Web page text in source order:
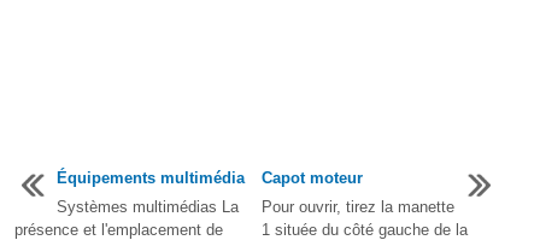
Équipements multimédia
Systèmes multimédias La
présence et l'emplacement de
Capot moteur
Pour ouvrir, tirez la manette
1 située du côté gauche de la